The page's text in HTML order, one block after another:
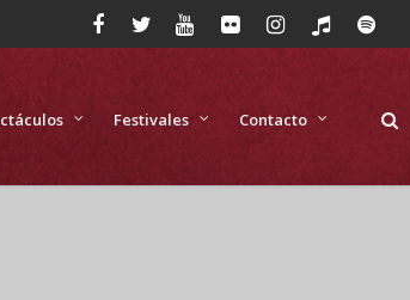
Festivales Contacto